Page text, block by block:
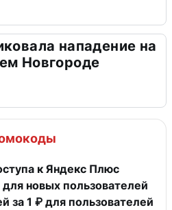
нападение на
Новгороде
к Яндекс Плюс
новых пользователей
за 1 ₽ для пользователей